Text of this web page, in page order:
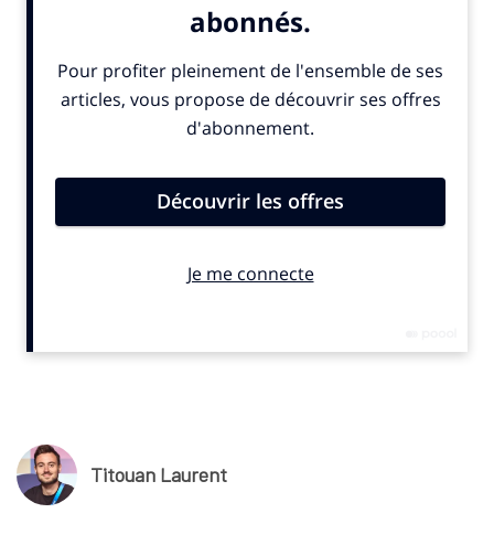
Adashek, vice-président marketing et communication d’IBM, a
solutions liées à l’IA compte bien peser sur l’avenir du sport et
ses usages numériques.
Quel est le lien entre IBM et le sport ?
Jonathan Adashek:« IBM a une longue histoire dans le
sport. Nous avons plus de 30 ans de partenariats dans le
golf*. En 2024, nous sommes également devenus
partenaires de l’écurie de Formule 1 Ferrari et de l’UFC. Nous
vulgariser ses actions ».
Quels sont les enjeux de ces contrats de sponsoring ?
Titouan Laurent